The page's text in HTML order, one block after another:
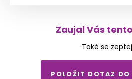
Zaujal Vás
Také se
POLOŽIT DOTAZ DO